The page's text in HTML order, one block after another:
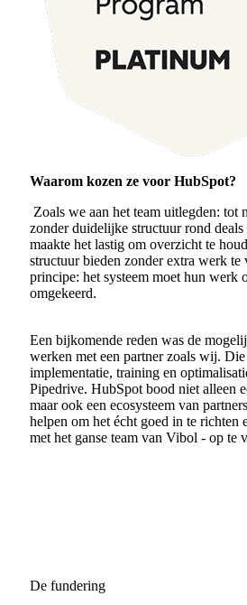
Waarom kozen ze voor HubSpot?
Zoals we aan het team uitlegden: tot
zonder duidelijke structuur rond
maakte het lastig om overzicht te
structuur bieden zonder extra werk te
principe: het systeem moet hun werk
omgekeerd.
Een bijkomende reden was de
werken met een partner zoals wij.
implementatie, training en
Pipedrive. HubSpot bood niet alleen
maar ook een ecosysteem van
helpen om het écht goed in te richten
met het ganse team van Vibol - op te
De fundering